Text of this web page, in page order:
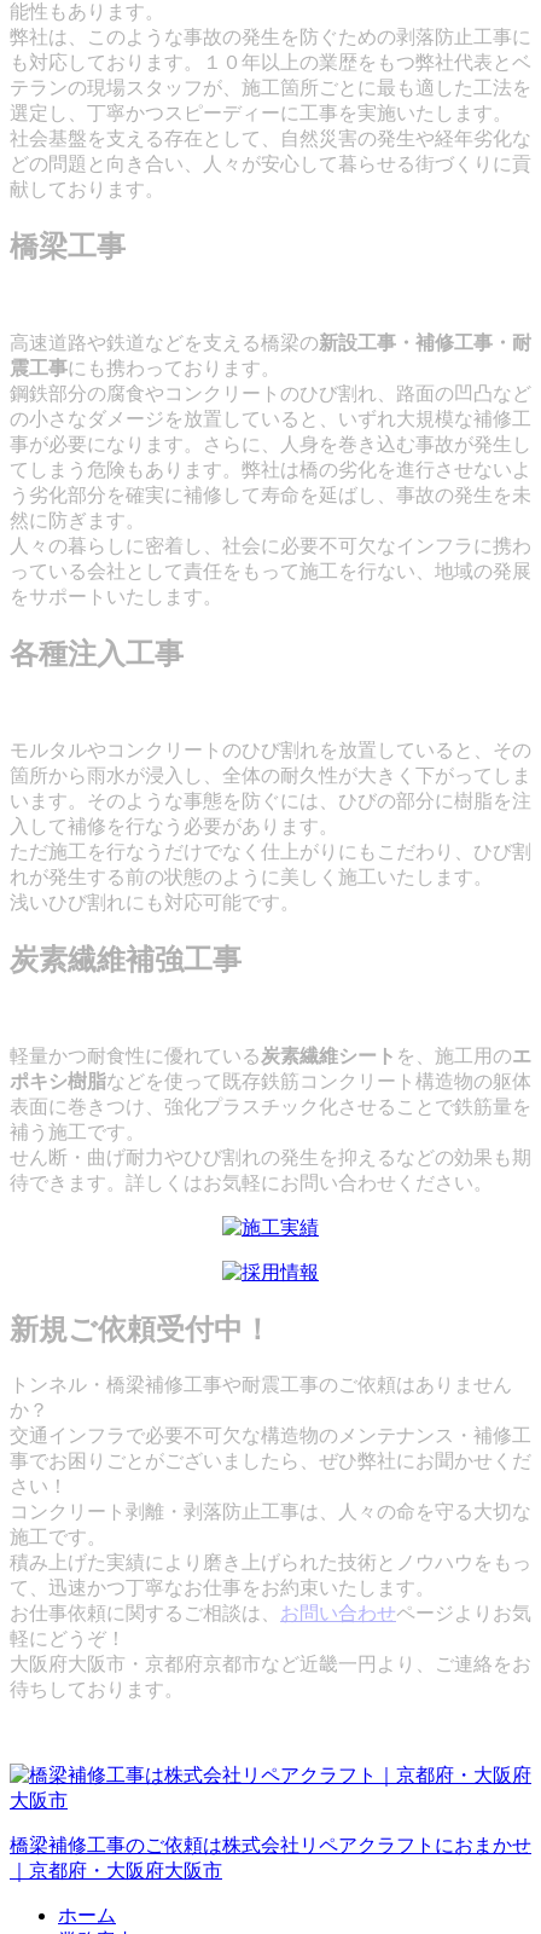
能性もあります。
弊社は、このような事故の発生を防ぐための剥落防止工事に
も対応しております。１０年以上の業歴をもつ弊社代表とベ
テランの現場スタッフが、施工箇所ごとに最も適した工法を
選定し、丁寧かつスピーディーに工事を実施いたします。
社会基盤を支える存在として、自然災害の発生や経年劣化な
どの問題と向き合い、人々が安心して暮らせる街づくりに貢
献しております。
橋梁工事
高速道路や鉄道などを支える橋梁の新設工事・補修工事・耐
震工事にも携わっております。
鋼鉄部分の腐食やコンクリートのひび割れ、路面の凹凸など
の小さなダメージを放置していると、いずれ大規模な補修工
事が必要になります。さらに、人身を巻き込む事故が発生し
てしまう危険もあります。弊社は橋の劣化を進行させないよ
う劣化部分を確実に補修して寿命を延ばし、事故の発生を未
然に防ぎます。
人々の暮らしに密着し、社会に必要不可欠なインフラに携わ
っている会社として責任をもって施工を行ない、地域の発展
をサポートいたします。
各種注入工事
モルタルやコンクリートのひび割れを放置していると、その
箇所から雨水が浸入し、全体の耐久性が大きく下がってしま
います。そのような事態を防ぐには、ひびの部分に樹脂を注
入して補修を行なう必要があります。
ただ施工を行なうだけでなく仕上がりにもこだわり、ひび割
れが発生する前の状態のように美しく施工いたします。
浅いひび割れにも対応可能です。
炭素繊維補強工事
軽量かつ耐食性に優れている炭素繊維シート を、施工用のエ
ポキシ樹脂などを使って既存鉄筋コンクリート構造物の躯体
表面に巻きつけ、強化プラスチック化させることで鉄筋量を
補う施工です。
せん断・曲げ耐力やひび割れの発生を抑えるなどの効果も期
待できます。詳しくはお気軽にお問い合わせください。
新規ご依頼受付中！
トンネル・橋梁補修工事や耐震工事のご依頼はありません
か？
交通インフラで必要不可欠な構造物のメンテナンス・補修工
事でお困りごとがございましたら、ぜひ弊社にお聞かせくだ
さい！
コンクリート剥離・剥落防止工事は、人々の命を守る大切な
施工です。
積み上げた実績により磨き上げられた技術とノウハウをもっ
て、迅速かつ丁寧なお仕事をお約束いたします。
お仕事依頼に関するご相談は、
お問い合わせページよりお気
軽にどうぞ！
大阪府大阪市・京都府京都市など近畿一円より、ご連絡をお
待ちしております。
橋梁補修工事のご依頼は株式会社リペアクラフトにおまかせ
｜京都府・大阪府大阪市
ホーム